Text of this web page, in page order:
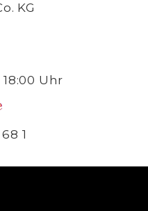
KG
Uhr
1